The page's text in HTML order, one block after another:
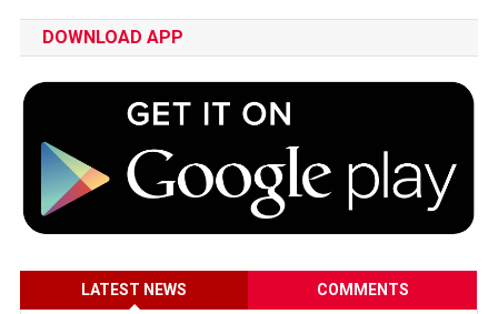
DOWNLOAD APP
LATEST NEWS COMMENTS